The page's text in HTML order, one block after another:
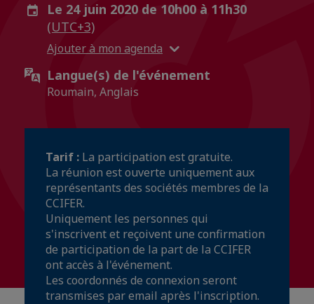
Le 24 juin 2020 de 10h00 à 11h30
(UTC+3)
Ajouter à mon agenda
Langue(s) de l'événement
Roumain, Anglais
Tarif : La participation est gratuite.
La réunion est ouverte uniquement aux
représentants des sociétés membres de la
CCIFER.
Uniquement les personnes qui
s'inscrivent et reçoivent une confirmation
de participation de la part de la CCIFER
ont accès à l'événement.
Les coordonnés de connexion seront
transmises par email après l'inscription.